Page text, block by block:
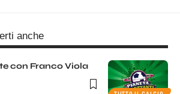
anche
con Franco Viola